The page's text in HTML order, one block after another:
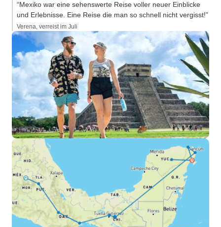
“Mexiko war eine sehenswerte Reise voller neuer Einblicke
und Erlebnisse. Eine Reise die man so schnell nicht vergisst!”
Verena, verreist im Juli